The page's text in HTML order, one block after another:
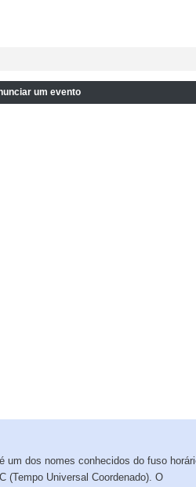
um evento
um dos nomes conhecidos do fuso
(Tempo Universal Coordenado). O